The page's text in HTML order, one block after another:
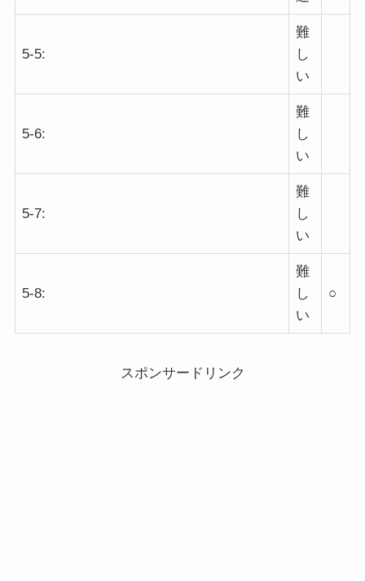
5-5:
難
し
い
5-6:
難
し
い
5-7:
難
し
い
5-8:
難
し
い
○
スポンサードリンク